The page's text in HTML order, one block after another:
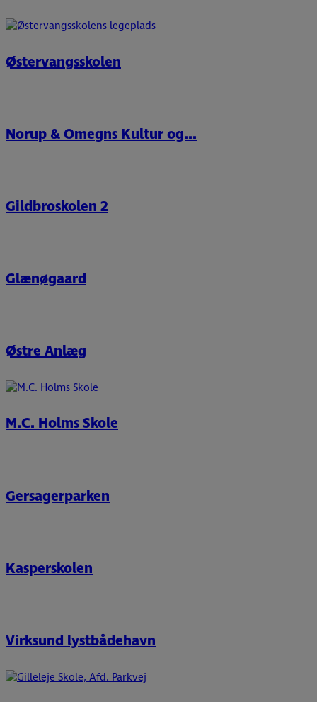
Østervangsskolen
Norup & Omegns Kultur og...
Gildbroskolen 2
Glænøgaard
Østre Anlæg
M.C. Holms Skole
Gersagerparken
Kasperskolen
Virksund lystbådehavn